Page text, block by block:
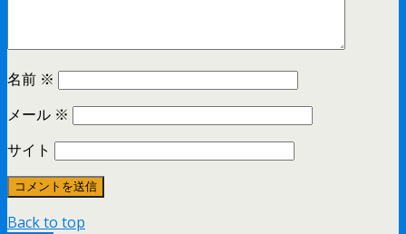
名前 ※
メール ※
サイト
Back to top